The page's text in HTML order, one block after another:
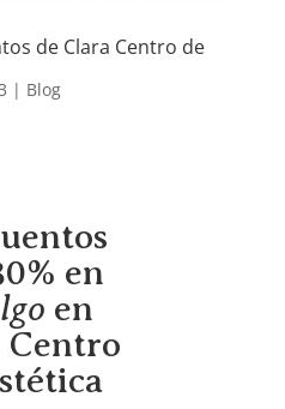
de Clara Centro de
| Blog
en
en
Centro